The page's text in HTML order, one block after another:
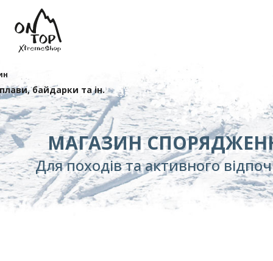
байдарки та ін.
МАГАЗИН
Для походів та активного